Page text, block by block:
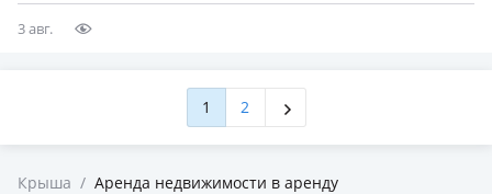
3 авг.
1 2
Крыша / Аренда недвижимости в аренду